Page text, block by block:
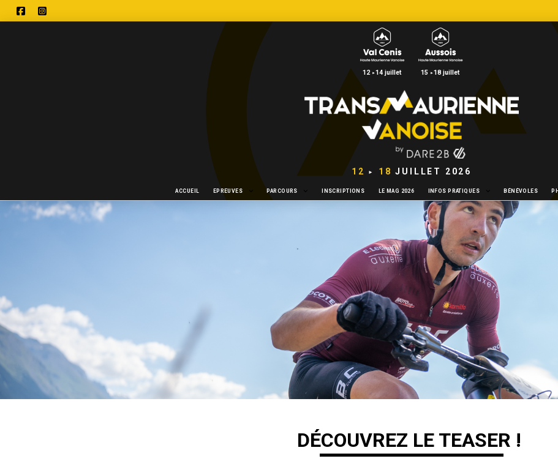
12 ►14 juillet 15 ►18 juillet
12 ► 18 JUILLET 2026
ACCUEIL EPREUVES PARCOURS INSCRIPTIONS LE MAG 2026 INFOS PRATIQUES BÉNÉVOLES
DÉCOUVREZ LE TEASER !